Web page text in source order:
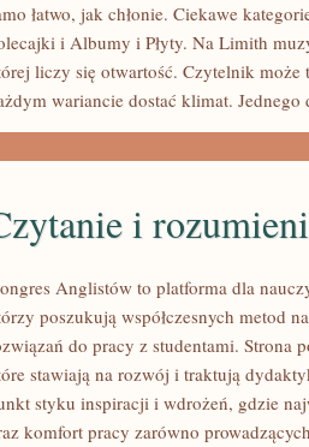
łatwo, jak chłonie. Ciekawe
i Albumy i Płyty. Na Limith
liczy się otwartość. Czytelnik może
wariancie dostać klimat. Jednego
i
Anglistów to platforma dla
poszukują współczesnych metod
do pracy z studentami. Strona
stawiają na rozwój i traktują
styku inspiracji i wdrożeń, gdzie
komfort pracy zarówno